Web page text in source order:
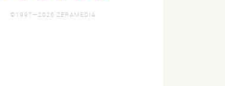
©1997—2026 ZERAMEDIA